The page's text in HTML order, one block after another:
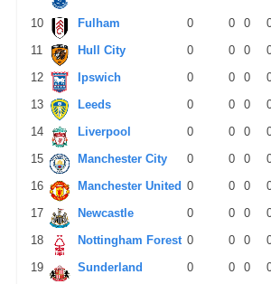
10
Fulham 0 0 0
11
Hull City 0 0 0
12
Ipswich 0 0 0
13
Leeds 0 0 0
14
Liverpool 0 0 0
15
Manchester City 0 0 0
16
Manchester United 0 0 0
17
Newcastle 0 0 0
18
Nottingham Forest 0 0 0
19
Sunderland 0 0 0